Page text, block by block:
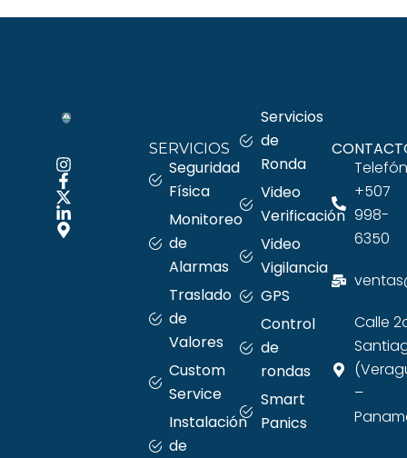
SERVICIOS
Seguridad
Física
Monitoreo
de
Alarmas
Traslado
de
Valores
Custom
Service
Instalación
de
Servicios
de
Ronda
Video
Verificación
Video
Vigilancia
GPS
Control
de
rondas
Smart
Panics
+507
998-
6350
Calle
–